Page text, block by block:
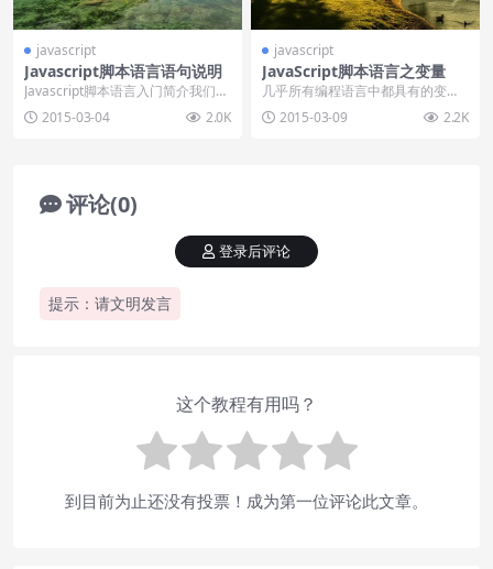
javascript
Javascript脚本语言语句说明
Javascript脚本语言入门简介我们了
解了Javascript语言的概念、语...
2015-03-04 2.0K
javascript
JavaScript脚本语言之变量
几乎所有编程语言中都具有的变量
这个概念，通过变量可以为不同的
名称赋值。就如数学中...
2015-03-09 2.2K
评论(0)
提示：请文明发言
登录后评论
这个教程有用吗？
到目前为止还没有投票！成为第一位评论此文章。